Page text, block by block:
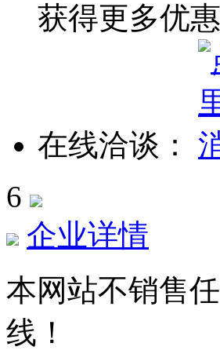
获得更多优
在线洽谈：
6
企业详情
本网站不销售
线！